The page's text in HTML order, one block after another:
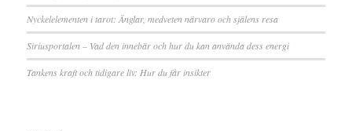
Nyckelelementen i tarot: Änglar, medveten närvaro och själens resa
Siriusportalen – Vad den innebär och hur du kan använda dess energi
Tankens kraft och tidigare liv: Hur du får insikter